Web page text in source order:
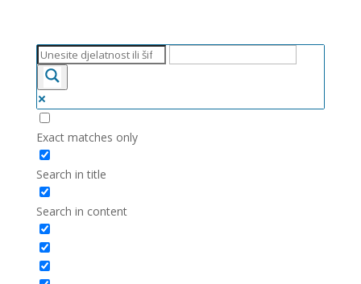
Exact matches only
Search in title
Search in content